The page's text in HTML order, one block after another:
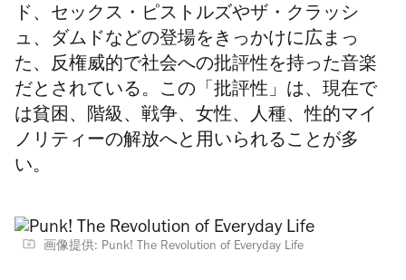
ド、セックス・ピストルズやザ・クラッシ
ュ、ダムドなどの登場をきっかけに広まっ
た、反権威的で社会への批評性を持った音楽
だとされている。この「批評性」は、現在で
は貧困、階級、戦争、女性、人種、性的マイ
ノリティーの解放へと用いられることが多
い。
画像提供: Punk! The Revolution of Everyday Life